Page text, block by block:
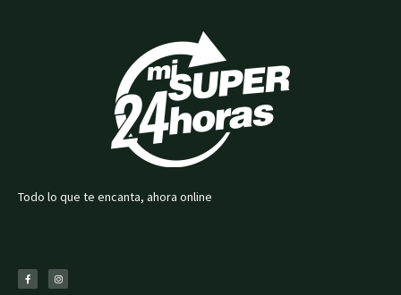
Todo lo que te encanta, ahora online
c
e
b
s
t
a